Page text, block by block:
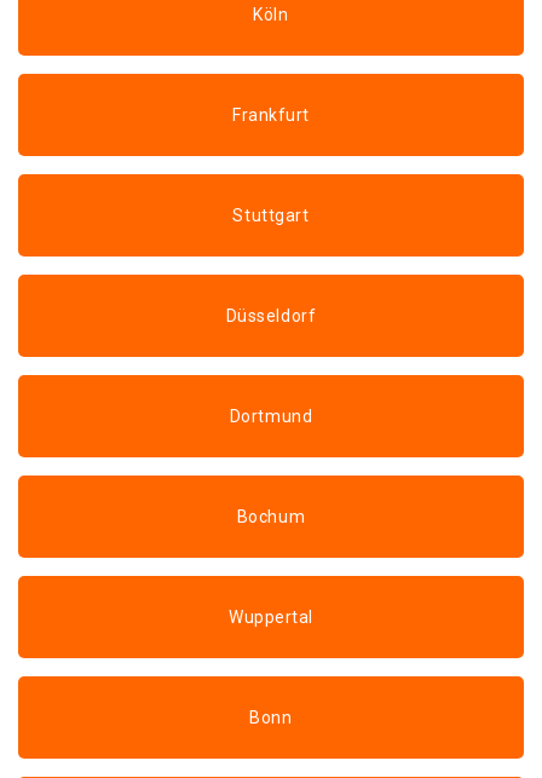
Köln
Frankfurt
Stuttgart
Düsseldorf
Dortmund
Bochum
Wuppertal
Bonn